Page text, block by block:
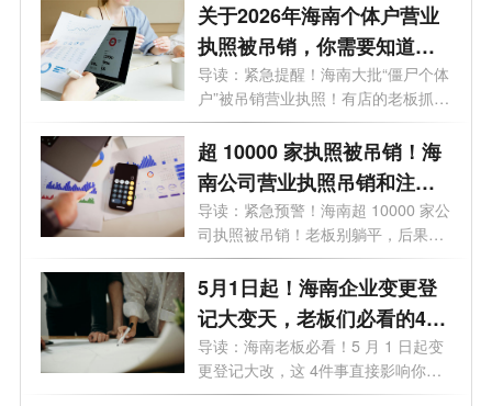
关于2026年海南个体户营业
执照被吊销，你需要知道的
10大问题
导读：紧急提醒！海南大批“僵尸个体
户”被吊销营业执照！有店的老板抓
紧...
超 10000 家执照被吊销！海
南公司营业执照吊销和注销
一样吗？企业被吊销后应该
怎么处理？看这篇就够了！
导读：紧急预警！海南超 10000 家公
司执照被吊销！老板别躺平，后果直
接影...
5月1日起！海南企业变更登
记大变天，老板们必看的4个
关键影响
导读：海南老板必看！5 月 1 日起变
更登记大改，这 4件事直接影响你的
钱袋...